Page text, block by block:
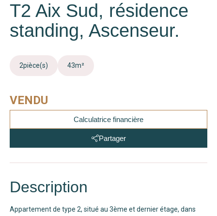
T2 Aix Sud, résidence
standing, Ascenseur.
2pièce(s) 43m²
VENDU
Calculatrice financière
Partager
Description
Appartement de type 2, situé au 3ème et dernier étage, dans